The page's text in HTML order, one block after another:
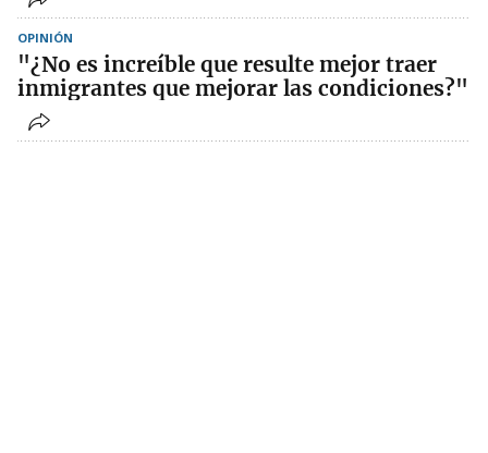
OPINIÓN
"¿No es increíble que resulte mejor traer
inmigrantes que mejorar las condiciones?"